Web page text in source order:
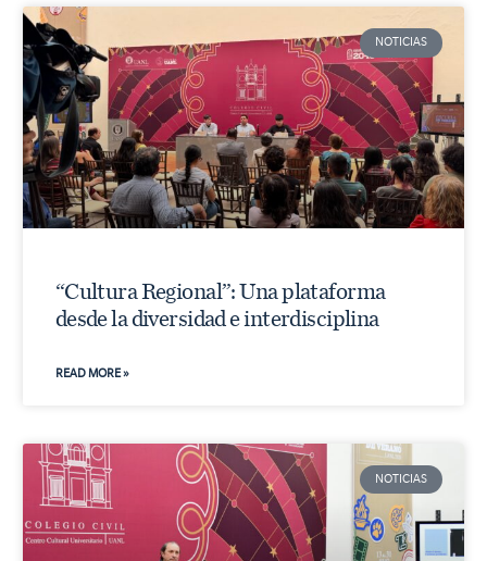
NOTICIAS
“Cultura Regional”: Una plataforma
desde la diversidad e interdisciplina
READ MORE »
NOTICIAS